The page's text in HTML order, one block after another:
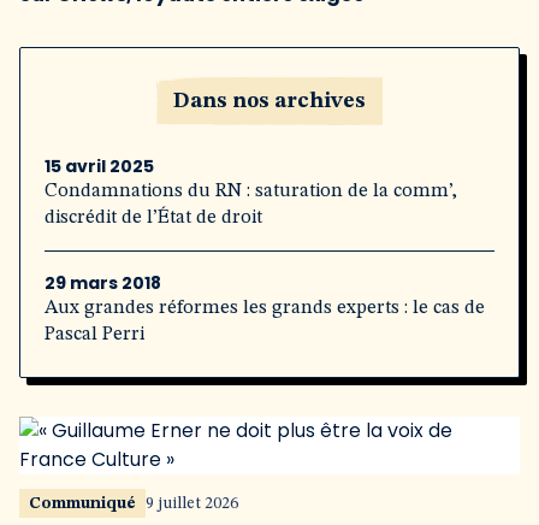
Dans nos archives
15 avril 2025
Condamnations du RN : saturation de la comm’,
discrédit de l’État de droit
29 mars 2018
Aux grandes réformes les grands experts : le cas de
Pascal Perri
Communiqué 9 juillet 2026